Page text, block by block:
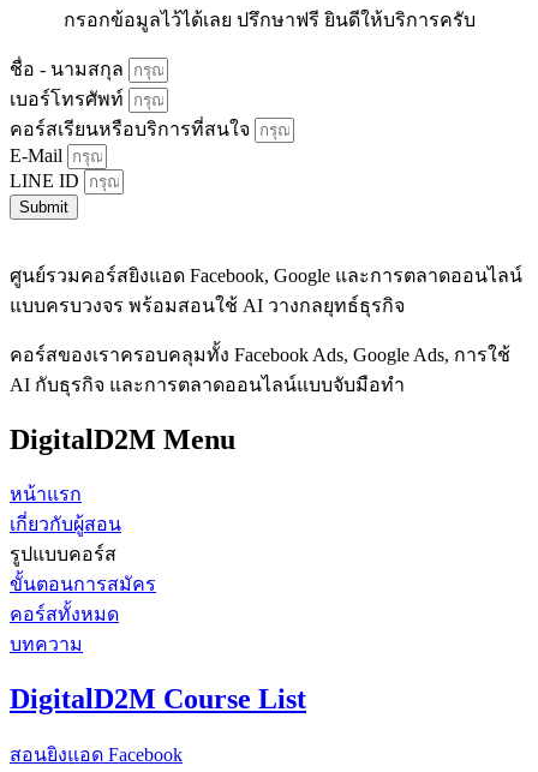
กรอกข้อมูลไว้ได้เลย ปรึกษาฟรี ยินดีให้บริการครับ
ชื่อ - นามสกุล
เบอร์โทรศัพท์
คอร์สเรียนหรือบริการที่สนใจ
E-Mail
LINE ID
Submit
ศูนย์รวมคอร์สยิงแอด Facebook, Google และการตลาดออนไลน์
แบบครบวงจร พร้อมสอนใช้ AI วางกลยุทธ์ธุรกิจ
คอร์สของเราครอบคลุมทั้ง Facebook Ads, Google Ads, การใช้
AI กับธุรกิจ และการตลาดออนไลน์แบบจับมือทำ
DigitalD2M Menu
หน้าแรก
เกี่ยวกับผู้สอน
รูปแบบคอร์ส
ขั้นตอนการสมัคร
คอร์สทั้งหมด
บทความ
DigitalD2M Course List
สอนยิงแอด Facebook